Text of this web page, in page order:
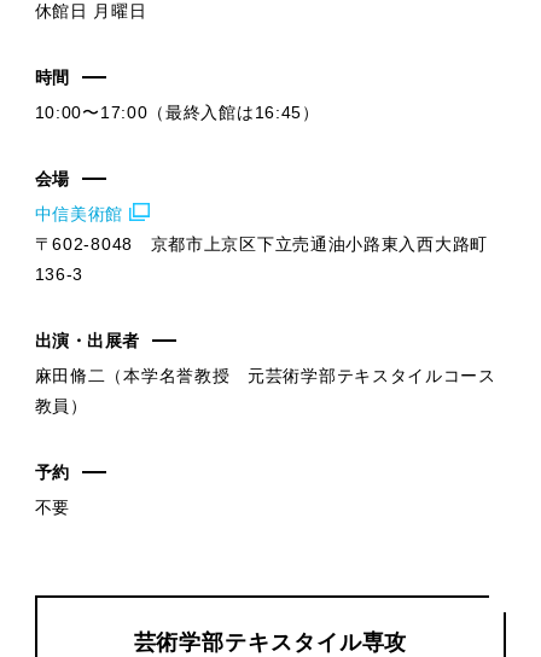
休館日 月曜日
時間
10:00〜17:00（最終入館は16:45）
会場
中信美術館
〒602-8048 京都市上京区下立売通油小路東入西大路町
136-3
出演・出展者
麻田脩二（本学名誉教授 元芸術学部テキスタイルコース
教員）
予約
不要
芸術学部テキスタイル専攻